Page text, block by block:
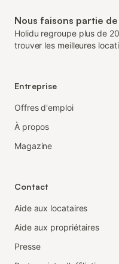
Nous faisons partie
Holidu regroupe plus de
trouver les meilleures
Entreprise
Offres d'emploi
À propos
Magazine
Contact
Aide aux locataires
Aide aux propriétaires
Presse